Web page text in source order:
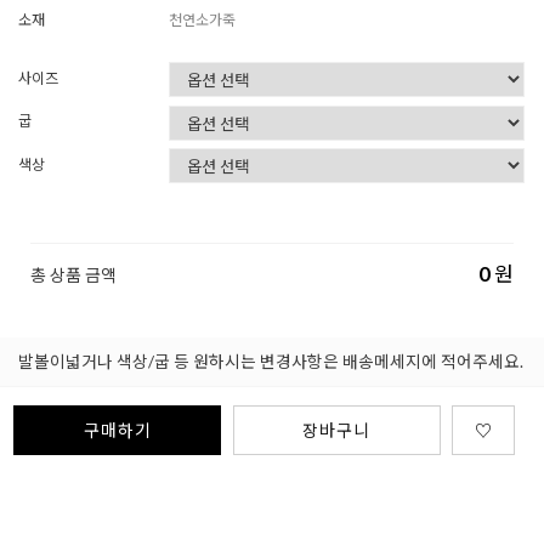
소재
천연소가죽
사이즈
굽
색상
총 상품 금액 0원
발볼이넓거나 색상/굽 등 원하시는 변경사항은 배송메세지에 적어주세요.
구매하기 장바구니 ♡